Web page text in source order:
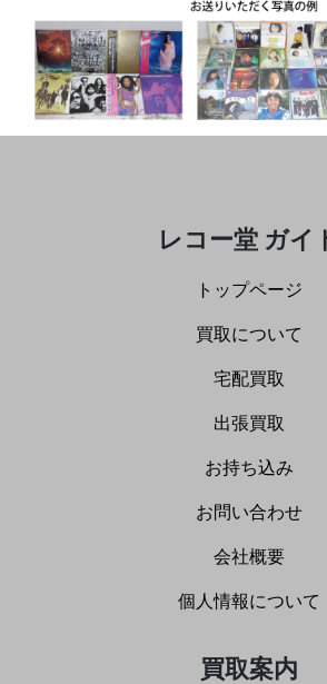
レコー堂 ガイ
トップページ
買取について
宅配買取
出張買取
お持ち込み
お問い合わせ
会社概要
個人情報について
買取案内